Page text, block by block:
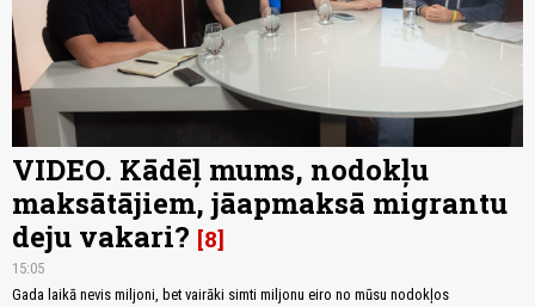
VIDEO. Kādēļ mums, nodokļu
maksātājiem, jāapmaksā migrantu
deju vakari? 8
15:05
Gada laikā nevis miljoni, bet vairāki simti miljonu eiro no mūsu nodokļos